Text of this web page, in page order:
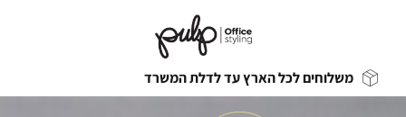
משלוחים לכל הארץ עד לדלת המשרד